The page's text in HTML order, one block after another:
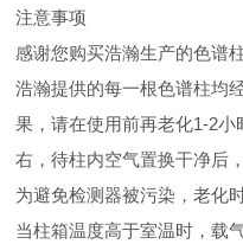
注意事项
感谢您购买浩瀚生产的色谱
浩瀚提供的每一根色谱柱均
果，请在使用前再老化1-2
右，待柱内空气置换干净后
为避免检测器被污染，老化
当柱箱温度高于室温时，载